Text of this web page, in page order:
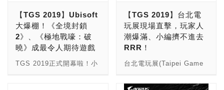
參與的一項活動，促使台灣
各地電競網咖的流行，並與
廠商們經常性的舉辦電競比
賽活動，就連學校紛紛開設
館也計畫在台灣各地陸續開
述世界面臨崩壞邊緣，在前
作第二代的時間軸十年之
後，現今又出現了起因不明
的「灰域」，將吞噬所有接
觸到物品，人類陷入空前危
飛簷走壁的戰國武士，以前
在《暗黑靈魂》系列死一次
就重來、覺得不爽嗎？這次
《隻狼：暗影雙死》直接給
你兩條命，讓你死個夠！
家，不妨持續關注喔！回過
【TGS 2019】Ubisoft
大爆棚！《全境封鎖
2》、《極地戰嚎：破
曉》成最令人期待遊戲
TGS 2019正式開幕啦！小
【TGS 2019】台北電
玩展現場直擊，玩家人
潮爆滿、小編擠不進去
RRR！
台北電玩展(Taipei Game
啦！TGS 2019可說是人氣